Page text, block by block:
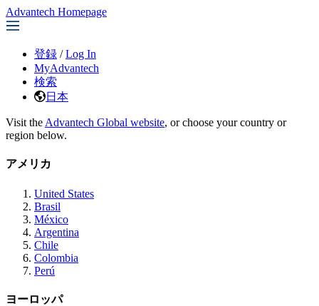
Advantech Homepage
登録 / Log In
MyAdvantech
検索
日本
Visit the Advantech Global website, or choose your country or
region below.
アメリカ
United States
Brasil
México
Argentina
Chile
Colombia
Perú
ヨーロッパ